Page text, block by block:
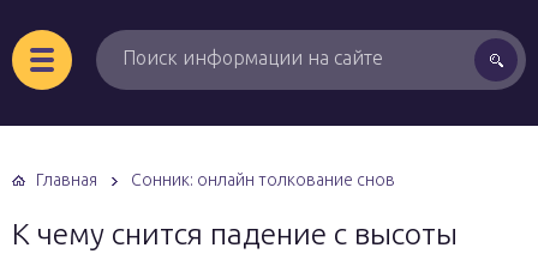
Главная Сонник: онлайн толкование снов
К чему снится падение с высоты